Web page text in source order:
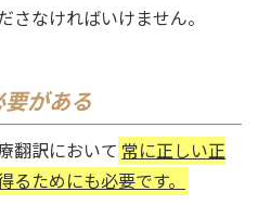
さなければいけません。
がある
翻訳において 常に正しい正
ためにも必要です。